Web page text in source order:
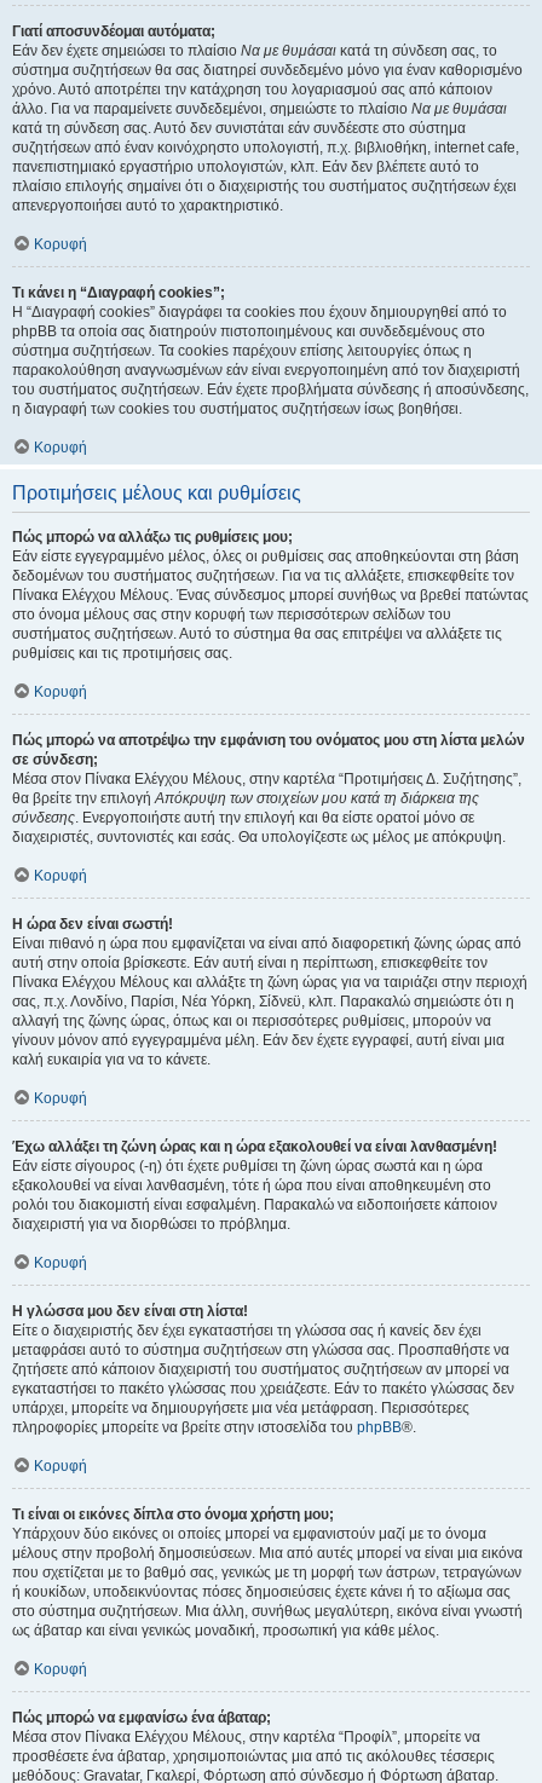
Γιατί αποσυνδέομαι αυτόματα;
Εάν δεν έχετε σημειώσει το πλαίσιο Να με θυμάσαι κατά τη σύνδεση σας, το
σύστημα συζητήσεων θα σας διατηρεί συνδεδεμένο μόνο για έναν καθορισμένο
χρόνο. Αυτό αποτρέπει την κατάχρηση του λογαριασμού σας από κάποιον
άλλο. Για να παραμείνετε συνδεδεμένοι, σημειώστε το πλαίσιο Να με θυμάσαι
κατά τη σύνδεση σας. Αυτό δεν συνιστάται εάν συνδέεστε στο σύστημα
συζητήσεων από έναν κοινόχρηστο υπολογιστή, π.χ. βιβλιοθήκη, internet cafe,
πανεπιστημιακό εργαστήριο υπολογιστών, κλπ. Εάν δεν βλέπετε αυτό το
πλαίσιο επιλογής σημαίνει ότι ο διαχειριστής του συστήματος συζητήσεων έχει
απενεργοποιήσει αυτό το χαρακτηριστικό.
Κορυφή
Τι κάνει η “Διαγραφή cookies”;
Η “Διαγραφή cookies” διαγράφει τα cookies που έχουν δημιουργηθεί από το
phpBB τα οποία σας διατηρούν πιστοποιημένους και συνδεδεμένους στο
σύστημα συζητήσεων. Τα cookies παρέχουν επίσης λειτουργίες όπως η
παρακολούθηση αναγνωσμένων εάν είναι ενεργοποιημένη από τον διαχειριστή
του συστήματος συζητήσεων. Εάν έχετε προβλήματα σύνδεσης ή αποσύνδεσης,
η διαγραφή των cookies του συστήματος συζητήσεων ίσως βοηθήσει.
Κορυφή
Προτιμήσεις μέλους και ρυθμίσεις
Πώς μπορώ να αλλάξω τις ρυθμίσεις μου;
Εάν είστε εγγεγραμμένο μέλος, όλες οι ρυθμίσεις σας αποθηκεύονται στη βάση
δεδομένων του συστήματος συζητήσεων. Για να τις αλλάξετε, επισκεφθείτε τον
Πίνακα Ελέγχου Μέλους. Ένας σύνδεσμος μπορεί συνήθως να βρεθεί πατώντας
στο όνομα μέλους σας στην κορυφή των περισσότερων σελίδων του
συστήματος συζητήσεων. Αυτό το σύστημα θα σας επιτρέψει να αλλάξετε τις
ρυθμίσεις και τις προτιμήσεις σας.
Κορυφή
Πώς μπορώ να αποτρέψω την εμφάνιση του ονόματος μου στη λίστα μελών
σε σύνδεση;
Μέσα στον Πίνακα Ελέγχου Μέλους, στην καρτέλα “Προτιμήσεις Δ. Συζήτησης”,
θα βρείτε την επιλογήΑπόκρυψη των στοιχείων μου κατά τη διάρκεια της
σύνδεσης. Ενεργοποιήστε αυτή την επιλογή και θα είστε ορατοί μόνο σε
διαχειριστές, συντονιστές και εσάς. Θα υπολογίζεστε ως μέλος με απόκρυψη.
Κορυφή
Η ώρα δεν είναι σωστή!
Είναι πιθανό η ώρα που εμφανίζεται να είναι από διαφορετική ζώνης ώρας από
αυτή στην οποία βρίσκεστε. Εάν αυτή είναι η περίπτωση, επισκεφθείτε τον
Πίνακα Ελέγχου Μέλους και αλλάξτε τη ζώνη ώρας για να ταιριάζει στην περιοχή
σας, π.χ. Λονδίνο, Παρίσι, Νέα Υόρκη, Σίδνεϋ, κλπ. Παρακαλώ σημειώστε ότι η
αλλαγή της ζώνης ώρας, όπως και οι περισσότερες ρυθμίσεις, μπορούν να
γίνουν μόνον από εγγεγραμμένα μέλη. Εάν δεν έχετε εγγραφεί, αυτή είναι μια
καλή ευκαιρία για να το κάνετε.
Κορυφή
Έχω αλλάξει τη ζώνη ώρας και η ώρα εξακολουθεί να είναι λανθασμένη!
Εάν είστε σίγουρος (-η) ότι έχετε ρυθμίσει τη ζώνη ώρας σωστά και η ώρα
εξακολουθεί να είναι λανθασμένη, τότε ή ώρα που είναι αποθηκευμένη στο
ρολόι του διακομιστή είναι εσφαλμένη. Παρακαλώ να ειδοποιήσετε κάποιον
διαχειριστή για να διορθώσει το πρόβλημα.
Κορυφή
Η γλώσσα μου δεν είναι στη λίστα!
Είτε ο διαχειριστής δεν έχει εγκαταστήσει τη γλώσσα σας ή κανείς δεν έχει
μεταφράσει αυτό το σύστημα συζητήσεων στη γλώσσα σας. Προσπαθήστε να
ζητήσετε από κάποιον διαχειριστή του συστήματος συζητήσεων αν μπορεί να
εγκαταστήσει το πακέτο γλώσσας που χρειάζεστε. Εάν το πακέτο γλώσσας δεν
υπάρχει, μπορείτε να δημιουργήσετε μια νέα μετάφραση. Περισσότερες
πληροφορίες μπορείτε να βρείτε στην ιστοσελίδα του phpBB®.
Κορυφή
Τι είναι οι εικόνες δίπλα στο όνομα χρήστη μου;
Υπάρχουν δύο εικόνες οι οποίες μπορεί να εμφανιστούν μαζί με το όνομα
μέλους στην προβολή δημοσιεύσεων. Μια από αυτές μπορεί να είναι μια εικόνα
που σχετίζεται με το βαθμό σας, γενικώς με τη μορφή των άστρων, τετραγώνων
ή κουκίδων, υποδεικνύοντας πόσες δημοσιεύσεις έχετε κάνει ή το αξίωμα σας
στο σύστημα συζητήσεων. Μια άλλη, συνήθως μεγαλύτερη, εικόνα είναι γνωστή
ως άβαταρ και είναι γενικώς μοναδική, προσωπική για κάθε μέλος.
Κορυφή
Πώς μπορώ να εμφανίσω ένα άβαταρ;
Μέσα στον Πίνακα Ελέγχου Μέλους, στην καρτέλα “Προφίλ”, μπορείτε να
προσθέσετε ένα άβαταρ, χρησιμοποιώντας μια από τις ακόλουθες τέσσερις
μεθόδους: Gravatar, Γκαλερί, Φόρτωση από σύνδεσμο ή Φόρτωση άβαταρ.